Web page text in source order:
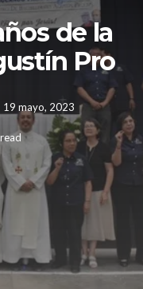
de la
Pro
19 mayo, 2023